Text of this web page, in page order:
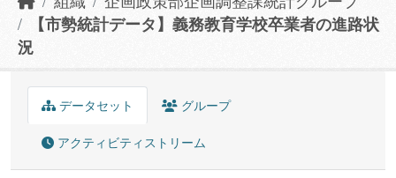
【市勢統計データ】義務教育学校卒業者の進路状
況
データセット グループ
アクティビティストリーム